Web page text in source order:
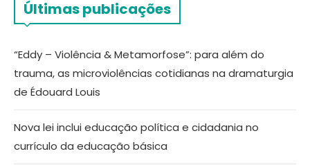
Últimas publicações
“Eddy – Violência & Metamorfose”: para além do
trauma, as microviolências cotidianas na dramaturgia
de Édouard Louis
Nova lei inclui educação política e cidadania no
currículo da educação básica